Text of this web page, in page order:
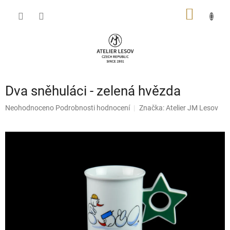
Dva sněhuláci - zelená hvězda
Průměrné
Neohodnoceno Podrobnosti hodnocení Značka:Atelier JM Lesov